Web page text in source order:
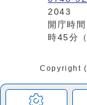
2043
開庁時
時45分
Copyright